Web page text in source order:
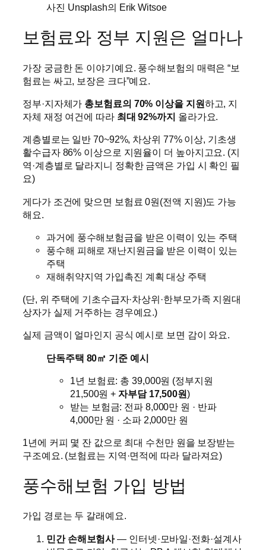
사진 Unsplash의 Erik Witsoe
보험료와 정부 지원은 얼마나
가장 궁금한 돈 이야기예요. 풍수해보험의 매력은 “보
험료는 싸고, 보장은 크다”예요.
정부·지자체가 총보험료의 70% 이상을 지원하고, 지
자체 재정 여건에 따라 최대 92%까지 올라가요.
계층별로는 일반 70~92%, 차상위 77% 이상, 기초생
활수급자 86% 이상으로 지원율이 더 높아지고요. (지
역·계층별로 달라지니 정확한 금액은 가입 시 확인 필
요)
게다가 조건에 맞으면 보험료 0원(전액 지원)도 가능
해요.
과거에 풍수해보험금을 받은 이력이 있는 주택
풍수해 피해로 재난지원금을 받은 이력이 있는
주택
재해취약지역 가입촉진 계획 대상 주택
(단, 위 주택에 기초수급자·차상위·한부모가족 지원대
상자가 실제 거주하는 경우예요.)
실제 금액이 얼마인지 공식 예시로 보면 감이 와요.
단독주택 80㎡ 기준 예시
1년 보험료: 총 39,000원 (정부지원
21,500원 + 자부담 17,500원)
받는 보험금: 전파 8,000만 원 · 반파
4,000만 원 · 소파 2,000만 원
1년에 커피 몇 잔 값으로 최대 수천만 원을 보장받는
구조예요. (보험료는 지역·면적에 따라 달라져요)
풍수해보험 가입 방법
가입 경로는 두 갈래예요.
민간 손해보험사— 인터넷·모바일·전화·설계사